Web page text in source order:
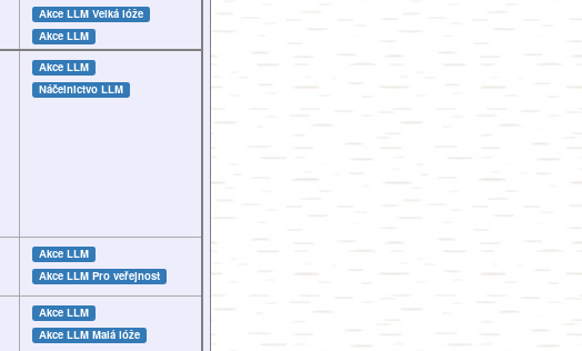
Akce LLM Velká lóže
Akce LLM
Akce LLM
Náčelnictvo LLM
Akce LLM
Akce LLM Pro veřejnost
Akce LLM
Akce LLM Malá lóže